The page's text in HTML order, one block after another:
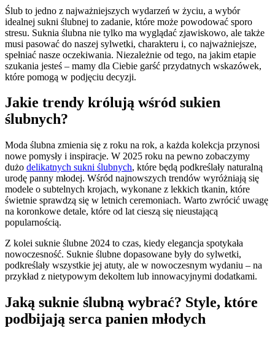
Ślub to jedno z najważniejszych wydarzeń w życiu, a wybór
idealnej sukni ślubnej to zadanie, które może powodować sporo
stresu. Suknia ślubna nie tylko ma wyglądać zjawiskowo, ale także
musi pasować do naszej sylwetki, charakteru i, co najważniejsze,
spełniać nasze oczekiwania. Niezależnie od tego, na jakim etapie
szukania jesteś – mamy dla Ciebie garść przydatnych wskazówek,
które pomogą w podjęciu decyzji.
Jakie trendy królują wśród sukien
ślubnych?
Moda ślubna zmienia się z roku na rok, a każda kolekcja przynosi
nowe pomysły i inspiracje. W 2025 roku na pewno zobaczymy
dużo delikatnych sukni ślubnych, które będą podkreślały naturalną
urodę panny młodej. Wśród najnowszych trendów wyróżniają się
modele o subtelnych krojach, wykonane z lekkich tkanin, które
świetnie sprawdzą się w letnich ceremoniach. Warto zwrócić uwagę
na koronkowe detale, które od lat cieszą się nieustającą
popularnością.
Z kolei suknie ślubne 2024 to czas, kiedy elegancja spotykała
nowoczesność. Suknie ślubne dopasowane były do sylwetki,
podkreślały wszystkie jej atuty, ale w nowoczesnym wydaniu – na
przykład z nietypowym dekoltem lub innowacyjnymi dodatkami.
Jaką suknie ślubną wybrać? Style, które
podbijają serca panien młodych